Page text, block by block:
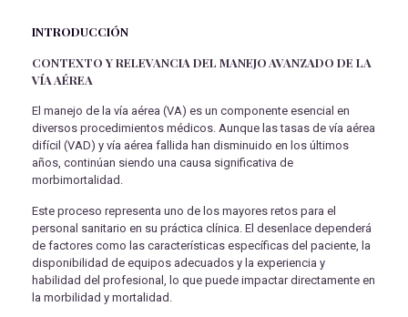
INTRODUCCIÓN
CONTEXTO Y RELEVANCIA DEL MANEJO AVANZADO DE LA
VÍA AÉREA
El manejo de la vía aérea (VA) es un componente esencial en
diversos procedimientos médicos. Aunque las tasas de vía aérea
difícil (VAD) y vía aérea fallida han disminuido en los últimos
años, continúan siendo una causa significativa de
morbimortalidad.
Este proceso representa uno de los mayores retos para el
personal sanitario en su práctica clínica. El desenlace dependerá
de factores como las características específicas del paciente, la
disponibilidad de equipos adecuados y la experiencia y
habilidad del profesional, lo que puede impactar directamente en
la morbilidad y mortalidad.